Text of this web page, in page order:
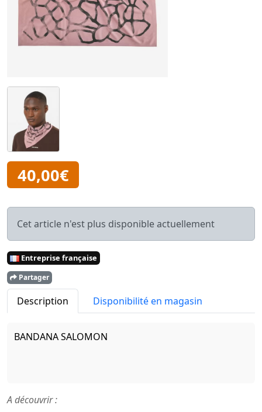
40,00€
Cet article n'est plus disponible actuellement
Entreprise française
Partager
Description Disponibilité en magasin
BANDANA SALOMON
A découvrir :